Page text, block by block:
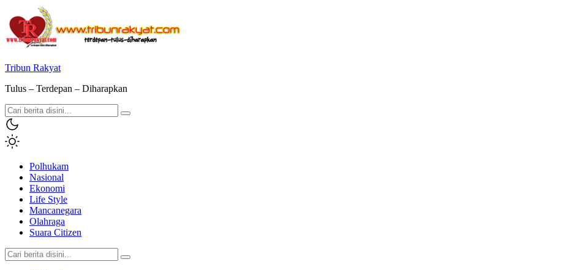
Tribun Rakyat
Tulus – Terdepan – Diharapkan
Polhukam
Nasional
Ekonomi
Life Style
Mancanegara
Olahraga
Suara Citizen